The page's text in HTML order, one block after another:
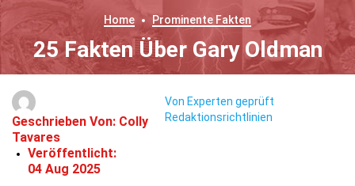
Home Prominente Fakten
25 Fakten Über Gary Oldman
Geschrieben Von: Colly
Tavares
Veröffentlicht:
04 Aug 2025
Von Experten geprüft
Redaktionsrichtlinien